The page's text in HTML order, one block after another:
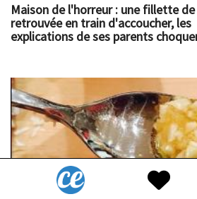
Maison de l'horreur : une fillette de
retrouvée en train d'accoucher, les
explications de ses parents